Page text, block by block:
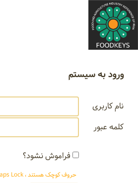
ورود به سیستم
نام کاربری
کلمه عبور
فراموش نشود؟
حروف کوچک هستند ، Caps Lock را خاموش کنید.